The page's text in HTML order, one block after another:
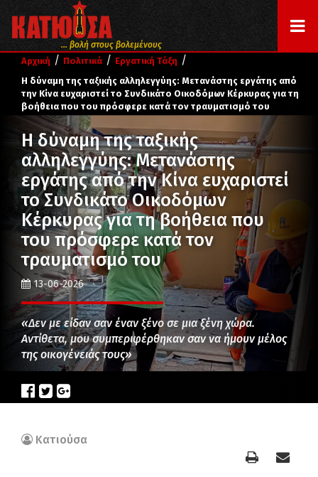
... βολή στους βολεμένους
Αρχική / Πολιτικά / Εργατική Τάξη /
Η δύναμη της ταξικής αλληλεγγύης: Μετανάστης εργάτης από
την Κίνα ευχαριστεί το Συνδικάτο Οικοδόμων Κέρκυρας για τη
βοήθεια που του πρόσφερε κατά τον τραυματισμό του
Η δύναμη της ταξικής
αλληλεγγύης: Μετανάστης
εργάτης από την Κίνα ευχαριστεί
το Συνδικάτο Οικοδόμων
Κέρκυρας για τη βοήθεια που
του πρόσφερε κατά τον
τραυματισμό του
13-06-2026
«Δεν με είδαν σαν έναν ξένο σε μια ξένη χώρα.
Αντίθετα, μου συμπεριφέρθηκαν σαν να ήμουν μέλος
της οικογένειάς τους»
Κατιούσα